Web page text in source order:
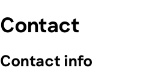
Contact
Contact info